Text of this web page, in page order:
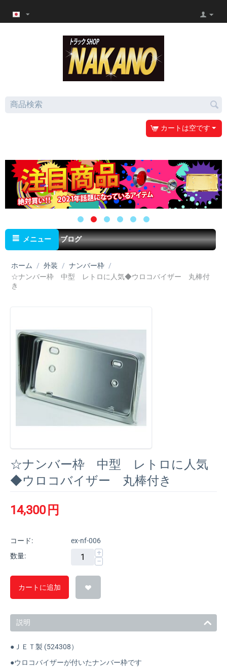
カートは空です
メニュー ブログ
ホーム / 外装 / ナンバー枠 /
☆ナンバー枠 中型 レトロに人気◆ウロコバイザー 丸棒付
き
☆ナンバー枠 中型 レトロに人気
◆ウロコバイザー 丸棒付き
14,300 円
コード:
ex-nf-006
数量:
+
−
カートに追加
説明
●ＪＥＴ製 (524308）
●ウロコバイザーが付いたナンバー枠です